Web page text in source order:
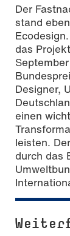
Der
stand
das
Designer,
einen
leisten.
durch das